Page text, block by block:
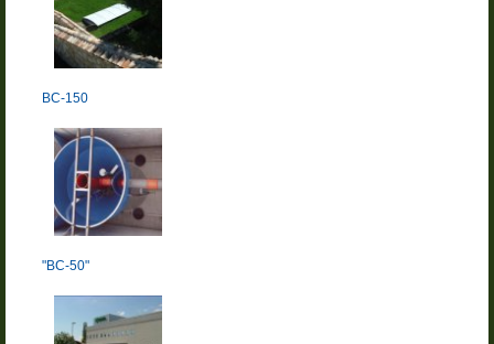
BC-150
"BC-50"